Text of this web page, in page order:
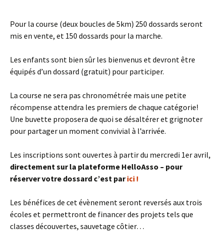
Pour la course (deux boucles de 5km) 250 dossards seront
mis en vente, et 150 dossards pour la marche.
Les enfants sont bien sûr les bienvenus et devront être
équipés d’un dossard (gratuit) pour participer.
La course ne sera pas chronométrée mais une petite
récompense attendra les premiers de chaque catégorie!
Une buvette proposera de quoi se désaltérer et grignoter
pour partager un moment convivial à l’arrivée.
Les inscriptions sont ouvertes à partir du mercredi 1er avril,
directement sur la plateforme HelloAsso – pour
réserver votre dossard c’est parici !
Les bénéfices de cet évènement seront reversés aux trois
écoles et permettront de financer des projets tels que
classes découvertes, sauvetage côtier…